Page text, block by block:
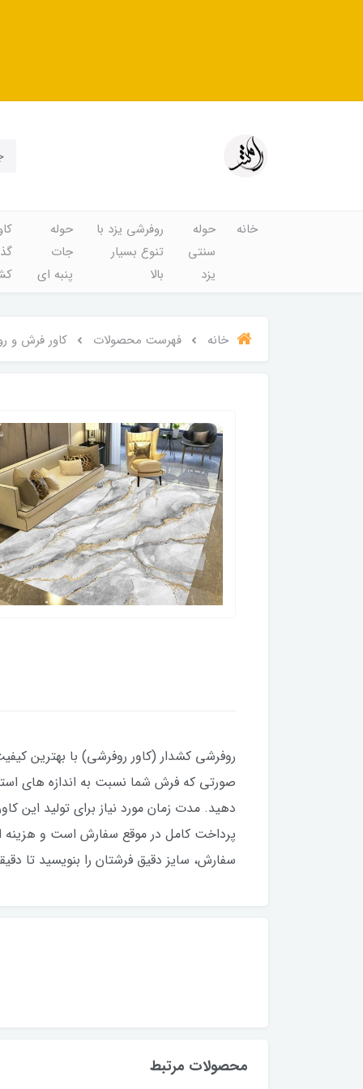
خانه
حوله
سنتی
یزد
روفرشی یزد با
تنوع بسیار
بالا
حوله
جات
پنبه ای
خانه فهرست محصولات کاور فرش و
پرداخت کامل در موقع سفارش است و هزینه
سفارش، سایز دقیق فرشتان را بنویسید تا
محصولات مرتبط